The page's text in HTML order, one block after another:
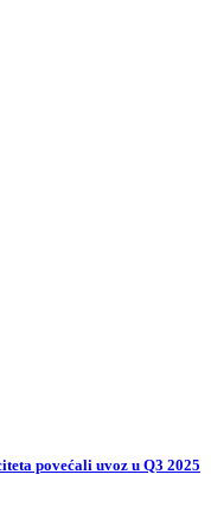
povećali uvoz u Q3 2025